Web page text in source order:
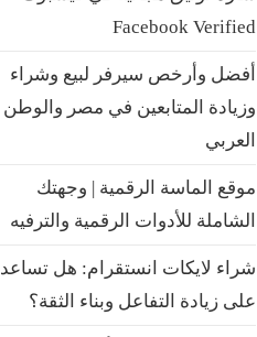
Facebook Verified
أفضل وأرخص سيرفر لبيع وشراء
وزيادة المتابعين في مصر والوطن
العربي
موقع الماسة الرقمية | وجهتك
الشاملة للأدوات الرقمية والترفيه
شراء لايكات انستقرام: هل تساعد
على زيادة التفاعل وبناء الثقة؟